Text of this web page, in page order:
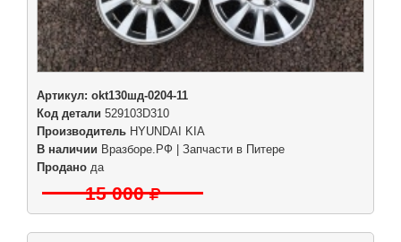
Артикул: okt130шд-0204-11
Код детали 529103D310
Производитель HYUNDAI KIA
В наличии Вразборе.РФ | Запчасти в Питере
Продано да
15 000